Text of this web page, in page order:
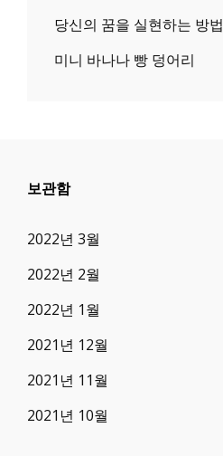
당신의 꿈을 실현하는 방법
미니 바나나 빵 덩어리
보관함
2022년 3월
2022년 2월
2022년 1월
2021년 12월
2021년 11월
2021년 10월